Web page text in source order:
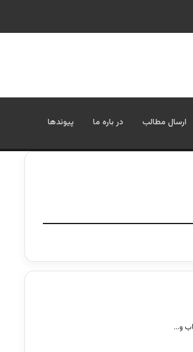
ارسال مطالب در باره ما پیوندها
و…